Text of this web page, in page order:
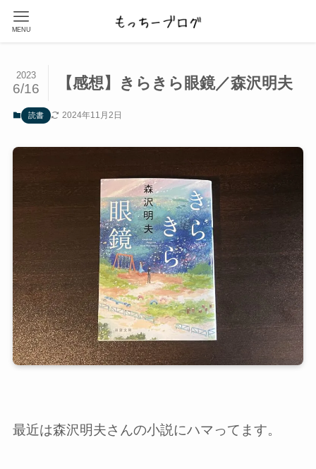
MENU
【感想】きらきら眼鏡／森沢明夫
2023
6/16
読書 2024年11月2日
最近は森沢明夫さんの小説にハマってます。